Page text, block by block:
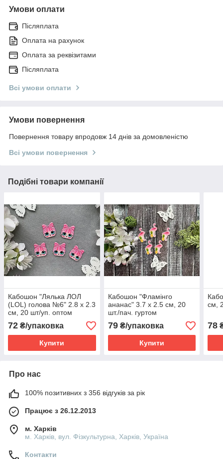
Умови оплати
Післяплата
Оплата на рахунок
Оплата за реквізитами
Післяплата
Всі умови оплати
Умови повернення
Повернення товару впродовж 14 днів за домовленістю
Всі умови повернення
Подібні товари компанії
Кабошон "Лялька ЛОЛ
(LOL) голова №6" 2.8 х 2.3
см, 20 шт/уп. оптом
72 ₴/упаковка
Купити
Кабошон "Фламінго
ананас" 3.7 х 2.5 см, 20
шт./пач. гуртом
79₴/упаковка
Купити
см,
78
Про нас
100% позитивних з 356 відгуків за рік
Працює з 26.12.2013
м. Харків
м. Харків, вул. Фізкультурна, Харків, Україна
Контакти